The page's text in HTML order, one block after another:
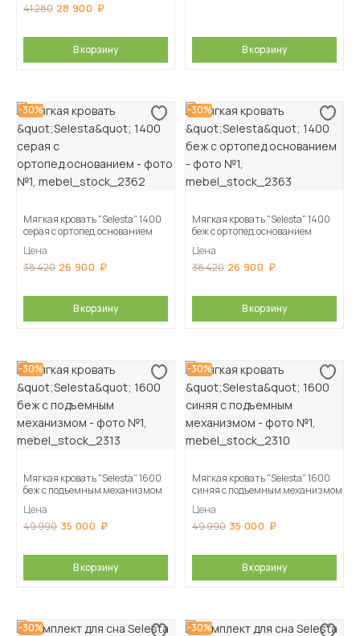
41 280 28 900
В корзину В корзину
-30%
Мягкая кровать "Selesta" 1400
серая с ортопед.основанием
Цена
38 420 26 900
В корзину
-30%
Мягкая кровать "Selesta" 1400
беж с ортопед.основанием
Цена
38 420 26 900
В корзину
-30%
Мягкая кровать "Selesta" 1600
беж с подъемным механизмом
Цена
49 990 35 000
В корзину
-30%
Мягкая кровать "Selesta" 1600
синяя с подъемным механизмом
Цена
49 990 35 000
В корзину
-30% -30%